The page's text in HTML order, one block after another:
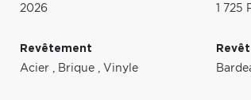
2026
1 725
Revêtement
Acier , Brique , Vinyle